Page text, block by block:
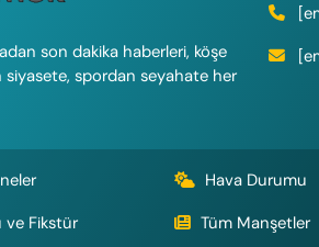
son dakika haberleri, köşe
siyasete, spordan seyahate her
Hava Durumu
ve Fikstür
Tüm Manşetler